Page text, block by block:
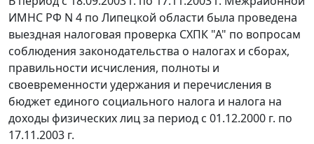
ИМНС РФ N 4 по Липецкой области была проведена
выездная налоговая проверка СХПК "А" по вопросам
соблюдения законодательства о налогах и сборах,
правильности исчисления, полноты и
своевременности удержания и перечисления в
бюджет единого социального налога и налога на
доходы физических лиц за период с 01.12.2000 г. по
17.11.2003 г.